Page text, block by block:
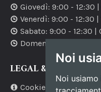
Noi
Noi
Giovedì: 9:00 - 12:30
Venerdì: 9:00 - 12:30 |
Sabato: 9:00 - 12:30 |
Domenica
LEGAL & MORE
Cookie policy